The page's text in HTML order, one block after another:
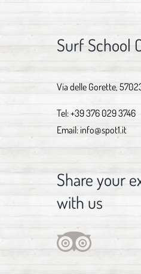
Surf School
Via delle Gorette,
Tel:+39 376 029 3746
Email: info@spot1.it
Share your
with us